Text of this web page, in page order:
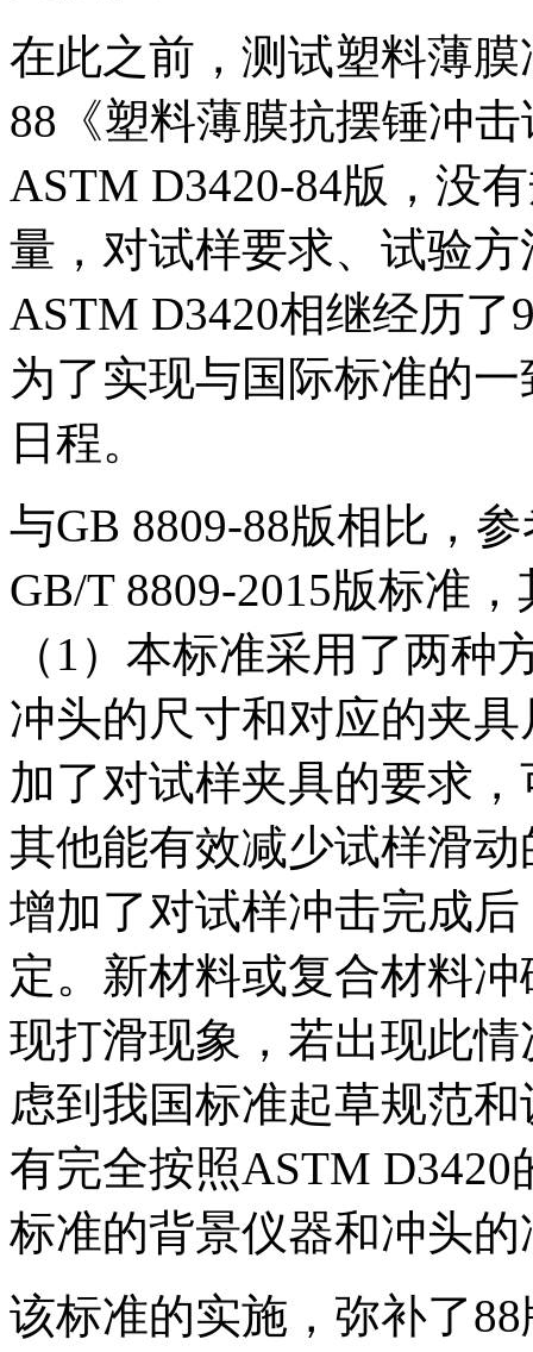
在此之前，测试塑料薄
88《塑料薄膜抗摆锤冲
ASTM D3420-84版，没
量，对试样要求、试验
ASTM D3420相继经历了
为了实现与国际标准的
日程。
与GB 8809-88版相比，
GB/T 8809-2015版标准
（1）本标准采用了两
冲头的尺寸和对应的夹
加了对试样夹具的要求
其他能有效减少试样滑
增加了对试样冲击完成
定。新材料或复合材料
现打滑现象，若出现此
虑到我国标准起草规范
有完全按照ASTM
标准的背景仪器和冲头
该标准的实施，弥补了